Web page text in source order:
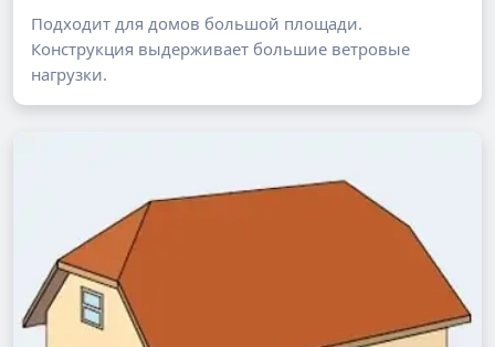
Подходит для домов большой площади.
Конструкция выдерживает большие ветровые
нагрузки.